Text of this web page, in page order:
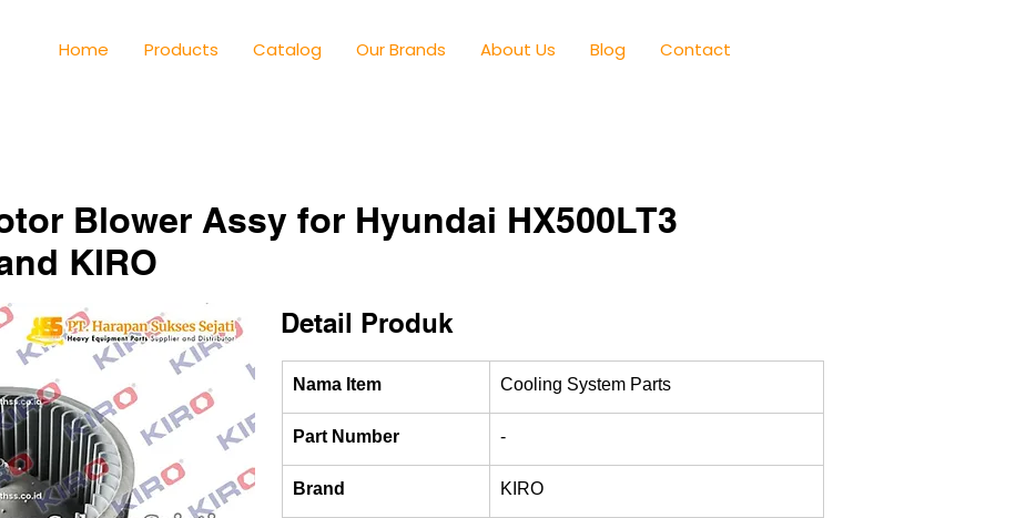
Home Products Catalog Our Brands About Us Blog Contact
Blower Assy for Hyundai HX500LT3
KIRO
Detail Produk
Nama Item Cooling System Parts
Part Number -
Brand KIRO